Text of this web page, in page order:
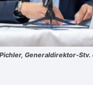
Generaldirektor-